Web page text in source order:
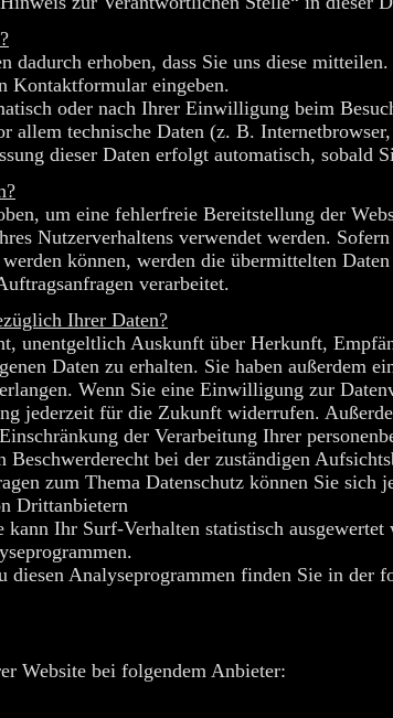
dadurch erhoben, dass Sie uns diese
Kontaktformular eingeben.
oder nach Ihrer Einwilligung beim
allem technische Daten (z. B.
dieser Daten erfolgt automatisch, sobald
um eine fehlerfreie Bereitstellung der
Nutzerverhaltens verwendet werden.
werden können, werden die übermittelten
verarbeitet.
Ihrer Daten?
unentgeltlich Auskunft über Herkunft,
Daten zu erhalten. Sie haben außerdem
Wenn Sie eine Einwilligung zur
jederzeit für die Zukunft widerrufen.
der Verarbeitung Ihrer
Beschwerderecht bei der zuständigen
zum Thema Datenschutz können Sie sich
Drittanbietern
kann Ihr Surf-Verhalten statistisch
Analyseprogrammen finden Sie in der
Website bei folgendem Anbieter: